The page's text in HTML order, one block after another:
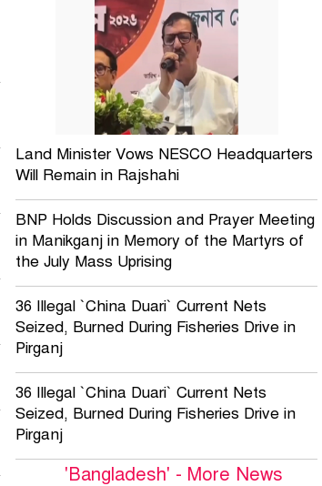
Land Minister Vows NESCO Headquarters
Will Remain in Rajshahi
BNP Holds Discussion and Prayer Meeting
in Manikganj in Memory of the Martyrs of
the July Mass Uprising
36 Illegal `China Duari` Current Nets
Seized, Burned During Fisheries Drive in
Pirganj
36 Illegal `China Duari` Current Nets
Seized, Burned During Fisheries Drive in
Pirganj
'Bangladesh' - More News